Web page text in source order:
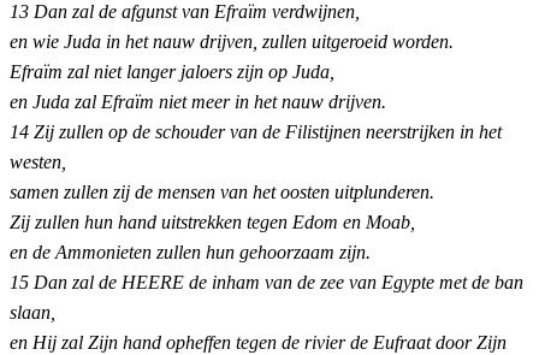
13 Dan zal de afgunst van Efraïm verdwijnen,
en wie Juda in het nauw drijven, zullen uitgeroeid worden.
Efraïm zal niet langer jaloers zijn op Juda,
en Juda zal Efraïm niet meer in het nauw drijven.
14 Zij zullen op de schouder van de Filistijnen neerstrijken in het
westen,
samen zullen zij de mensen van het oosten uitplunderen.
Zij zullen hun hand uitstrekken tegen Edom en Moab,
en de Ammonieten zullen hun gehoorzaam zijn.
15 Dan zal de HEERE de inham van de zee van Egypte met de ban
slaan,
en Hij zal Zijn hand opheffen tegen de rivier de Eufraat door Zijn